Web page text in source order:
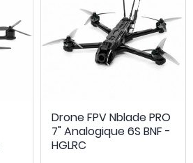
Drone FPV Nblade PRO
7" Analogique 6S BNF -
HGLRC